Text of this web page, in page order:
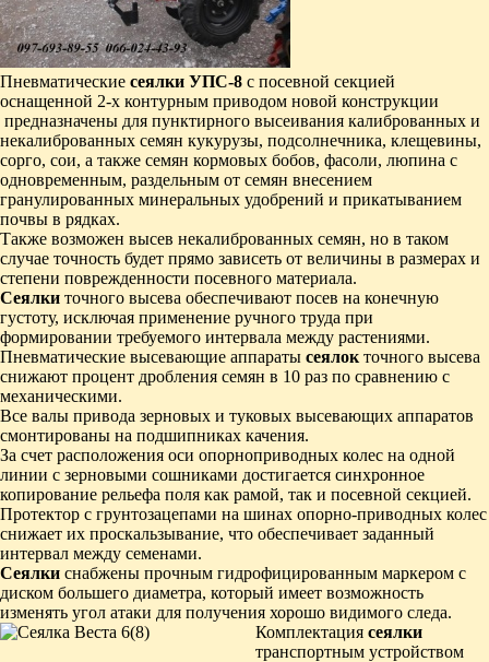
Пневматические сеялки УПС-8 с посевной секцией
оснащенной 2-х контурным приводом новой конструкции
предназначены для пунктирного высеивания калиброванных и
некалиброванных семян кукурузы, подсолнечника, клещевины,
сорго, сои, а также семян кормовых бобов, фасоли, люпина с
одновременным, раздельным от семян внесением
гранулированных минеральных удобрений и прикатыванием
почвы в рядках.
Также возможен высев некалиброванных семян, но в таком
случае точность будет прямо зависеть от величины в размерах и
степени поврежденности посевного материала.
Сеялки точного высева обеспечивают посев на конечную
густоту, исключая применение ручного труда при
формировании требуемого интервала между растениями.
Пневматические высевающие аппараты сеялок точного высева
снижают процент дробления семян в 10 раз по сравнению с
механическими.
Все валы привода зерновых и туковых высевающих аппаратов
смонтированы на подшипниках качения.
За счет расположения оси опорноприводных колес на одной
линии с зерновыми сошниками достигается синхронное
копирование рельефа поля как рамой, так и посевной секцией.
Протектор с грунтозацепами на шинах опорно-приводных колес
снижает их проскальзывание, что обеспечивает заданный
интервал между семенами.
Сеялки снабжены прочным гидрофицированным маркером с
диском большего диаметра, который имеет возможность
изменять угол атаки для получения хорошо видимого следа.
Комплектация сеялки
транспортным устройством